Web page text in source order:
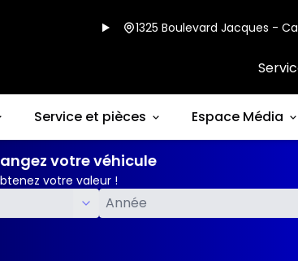
1325 Boulevard Jacques -
Service et pièces Espace Média
votre véhicule
votre valeur !